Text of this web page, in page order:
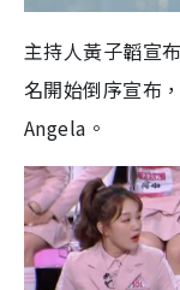
主持人黃子韜宣
名開始倒序宣布
Angela。